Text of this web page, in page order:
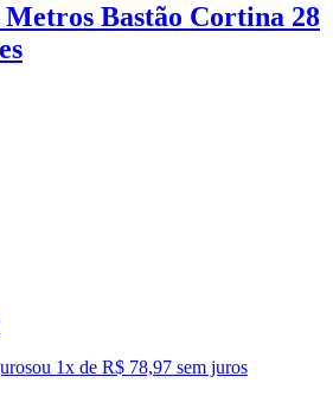
Metros Bastão Cortina 28
ou 1x de R$ 78,97 sem juros